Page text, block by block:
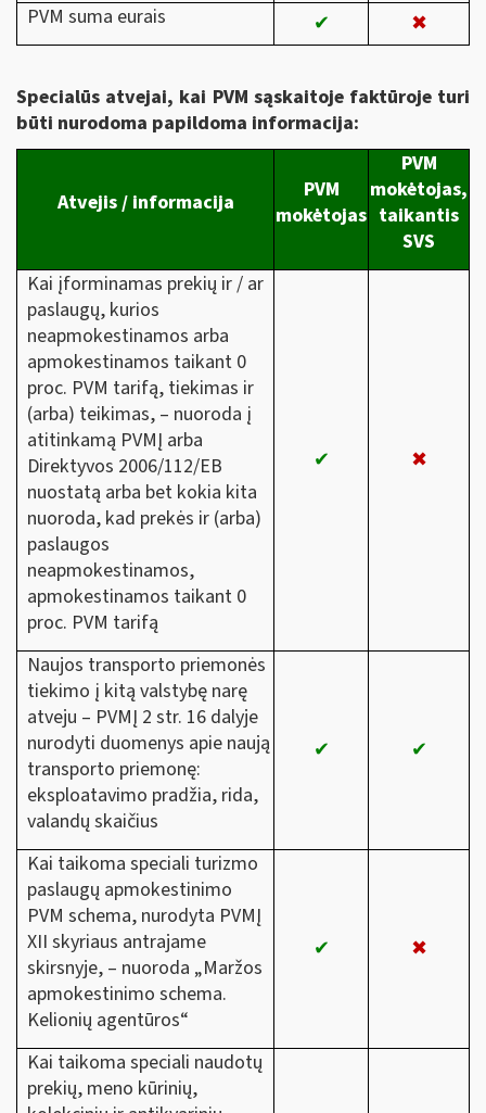
PVM suma eurais
✔ ✖
Specialūs atvejai, kai PVM sąskaitoje faktūroje turi
būti nurodoma papildoma informacija:
Atvejis / informacija
PVM
mokėtojas
PVM
mokėtojas,
taikantis
SVS
Kai įforminamas prekių ir / ar
paslaugų, kurios
neapmokestinamos arba
apmokestinamos taikant 0
proc. PVM tarifą, tiekimas ir
(arba) teikimas, – nuoroda į
atitinkamą PVMĮ arba
Direktyvos 2006/112/EB
nuostatą arba bet kokia kita
nuoroda, kad prekės ir (arba)
paslaugos
neapmokestinamos,
apmokestinamos taikant 0
proc. PVM tarifą
✔ ✖
Naujos transporto priemonės
tiekimo į kitą valstybę narę
atveju – PVMĮ 2 str. 16 dalyje
nurodyti duomenys apie naują
transporto priemonę:
eksploatavimo pradžia, rida,
valandų skaičius
✔ ✔
Kai taikoma speciali turizmo
paslaugų apmokestinimo
PVM schema, nurodyta PVMĮ
XII skyriaus antrajame
skirsnyje, – nuoroda „Maržos
apmokestinimo schema.
Kelionių agentūros“
✔ ✖
Kai taikoma speciali naudotų
prekių, meno kūrinių,